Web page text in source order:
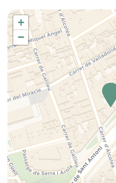
Chaise-haute
Chaises de salle à manger
Chauffage/climatiseur autonome
Cintres
Climatisation
Couette
Couverts pour enfants
Couverts/ustensiles
Cuisine
Douche
Eau chaude
Eau en bouteille
+
−